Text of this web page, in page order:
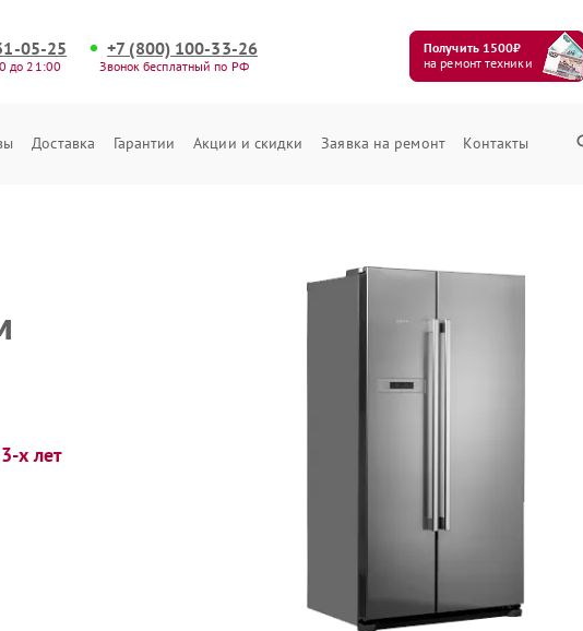
05-25
до 21:00
+7 (800) 100-33-26
Звонок бесплатный по РФ
Получить 1500₽
на ремонт техники
Доставка Гарантии Акции и скидки Заявка на ремонт Контакты
х лет